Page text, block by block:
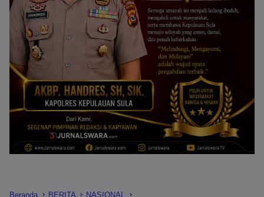
Beranda BERITA NASIONAL